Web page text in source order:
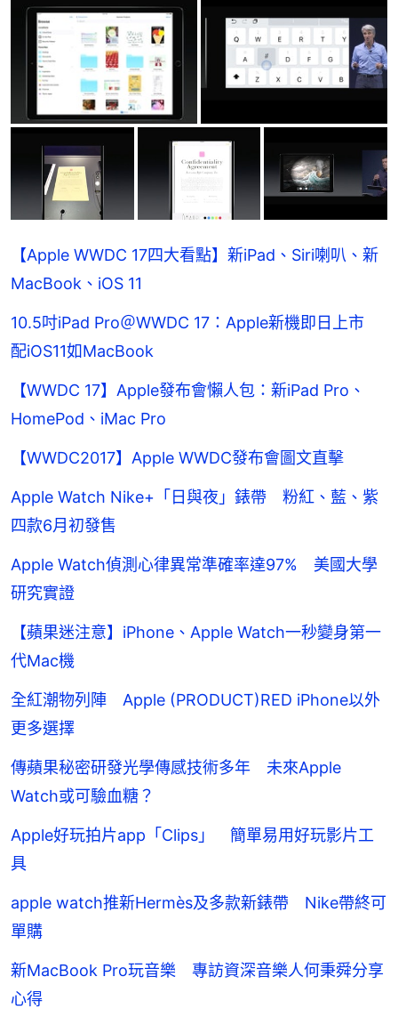
【Apple WWDC 17四大看點】新iPad、Siri喇叭、新
MacBook、iOS 11
10.5吋iPad Pro＠WWDC 17：Apple新機即日上市
配iOS11如MacBook
【WWDC 17】Apple發布會懶人包：新iPad Pro、
HomePod、iMac Pro
【WWDC2017】Apple WWDC發布會圖文直擊
Apple Watch Nike+「日與夜」錶帶 粉紅、藍、紫
四款6月初發售
Apple Watch偵測心律異常準確率達97% 美國大學
研究實證
【蘋果迷注意】iPhone、Apple Watch一秒變身第一
代Mac機
全紅潮物列陣 Apple (PRODUCT)RED iPhone以外
更多選擇
傳蘋果秘密研發光學傳感技術多年 未來Apple
Watch或可驗血糖？
Apple好玩拍片app「Clips」 簡單易用好玩影片工
具
apple watch推新Hermès及多款新錶帶 Nike帶終可
單購
新MacBook Pro玩音樂 專訪資深音樂人何秉舜分享
心得